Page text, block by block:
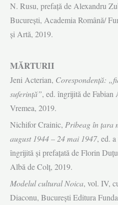
N. Rusu, prefaţă de Alexandru
Bucureşti, Academia Română/
şi Artă, 2019.
MĂRTURII
Jeni Acterian, Corespondenţă:
suferinţă”, ed. îngrijită de
Vremea, 2019.
Nichifor Crainic, Pribeag în ţara
august 1944 – 24 mai 1947, ed.
îngrijită şi prefaţată de Florin
Albă de Colţ, 2019.
Modelul cultural Noica, vol. IV,
Diaconu, Bucureşti Editura